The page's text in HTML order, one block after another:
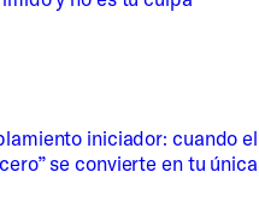
iniciador: cuando el
se convierte en tu única